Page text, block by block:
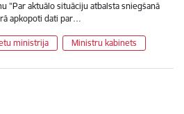
"Par aktuālo situāciju atbalsta sniegšanā
apkopoti dati par…
ministrija Ministru kabinets